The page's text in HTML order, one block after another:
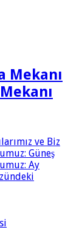
ve Biz
Güneş
Ay